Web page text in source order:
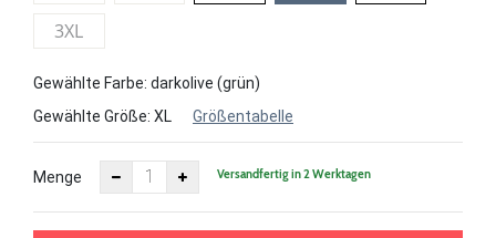
3XL
Gewählte Farbe: darkolive (grün)
Gewählte Größe: XL Größentabelle
Menge Versandfertig in 2 Werktagen